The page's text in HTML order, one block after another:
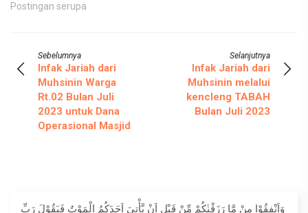
Postingan serupa
Sebelumnya
Infak Jariah dari
Muhsinin Warga
Rt.02 Bulan Juli
2023 untuk Dana
Operasional Masjid
Selanjutnya
Infak Jariah dari
Muhsinin melalui
kencleng TABAH
Bulan Juli 2023
وَاَنْفِقُوْا مِنْ مَّا رَزَقْنٰكُمْ مِّنْ قَبْلِ اَنْ يَّأْتِيَ اَحَدَكُمُ الْمَوْتُ فَيَقُوْلَ رَبِّ